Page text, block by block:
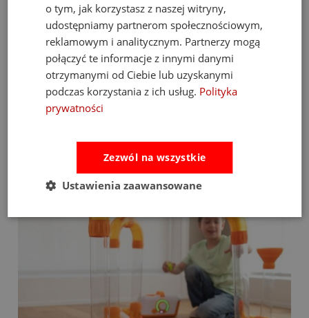
Kids Concept drewniana farma dla dzieci
199,00 zł149,00 zł
do koszyka
o tym, jak korzystasz z naszej witryny,
udostępniamy partnerom społecznościowym,
reklamowym i analitycznym. Partnerzy mogą
połączyć te informacje z innymi danymi
otrzymanymi od Ciebie lub uzyskanymi
podczas korzystania z ich usług. Polityka
prywatności
Zezwól na wszystkie
Ustawienia zaawansowane